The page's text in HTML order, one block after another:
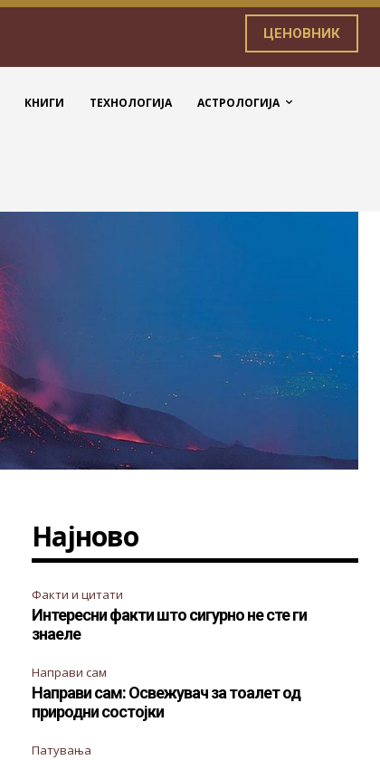
ЦЕНОВНИК
КНИГИ ТЕХНОЛОГИЈА АСТРОЛОГИЈА
Најново
Факти и цитати
Интересни факти што сигурно не сте ги
знаеле
Направи сам
Направи сам: Освежувач за тоалет од
природни состојки
Патувања